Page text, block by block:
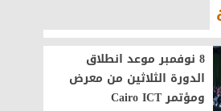
8 نوفمبر موعد انطلاق
الدورة الثلاثين من معرض
ومؤتمر Cairo ICT